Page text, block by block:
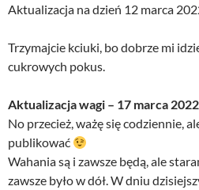
Aktualizacja na dzień 12 marca
Trzymajcie kciuki, bo dobrze mi
cukrowych pokus.
Aktualizacja wagi – 17 marca 2022
No przecież, ważę się codziennie,
publikować
Wahania są i zawsze będą, ale
zawsze było w dół. W dniu